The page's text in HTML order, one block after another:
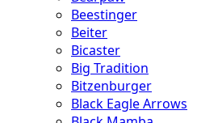
Beestinger
Beiter
Bicaster
Big Tradition
Bitzenburger
Black Eagle Arrows